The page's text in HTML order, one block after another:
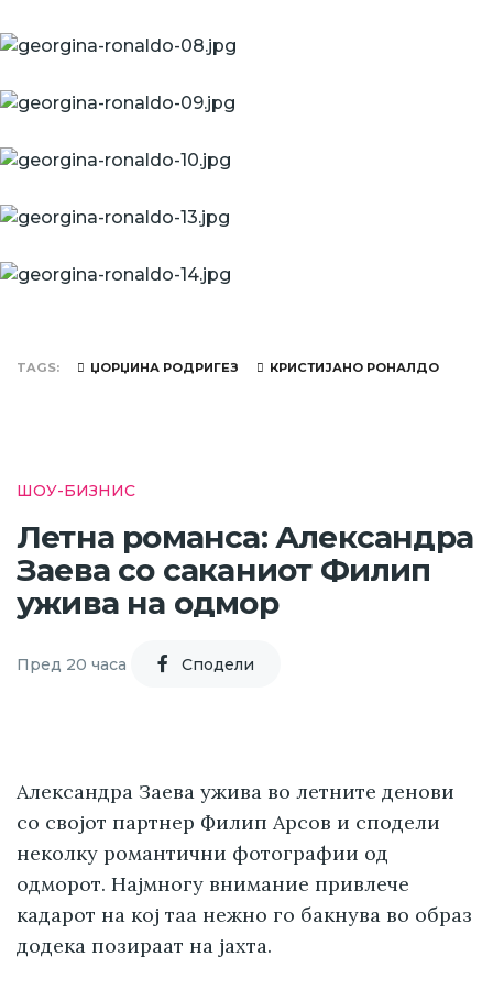
TAGS ЏОРЏИНА РОДРИГЕЗ КРИСТИЈАНО РОНАЛДО
ШОУ-БИЗНИС
Летна романса: Александра
Заева со саканиот Филип
ужива на одмор
Пред 20 часа Cподели
Александра Заева ужива во летните денови
со својот партнер Филип Арсов и сподели
неколку романтични фотографии од
одморот. Најмногу внимание привлече
кадарот на кој таа нежно го бакнува во образ
додека позираат на јахта.